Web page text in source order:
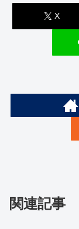
X
関連記事